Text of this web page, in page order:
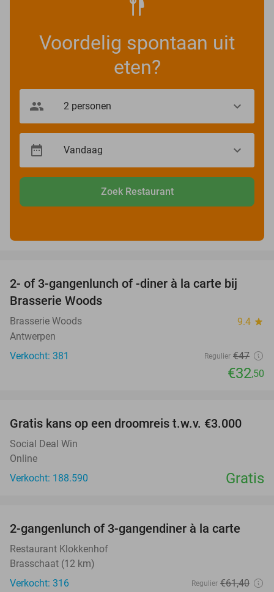
Voordelig spontaan uit
eten?
Zoek Restaurant
31%
2- of 3-gangenlunch of -diner à la carte bij
Brasserie Woods
Brasserie Woods 9.4 star
Antwerpen
Verkocht: 381
Regulier €47
€32,50
Gratis kans op een droomreis t.w.v. €3.000
Social Deal Win
Online
Verkocht: 188.590
Gratis
43%
2-gangenlunch of 3-gangendiner à la carte
Restaurant Klokkenhof
Brasschaat (12 km)
Verkocht: 316
Regulier €61,40